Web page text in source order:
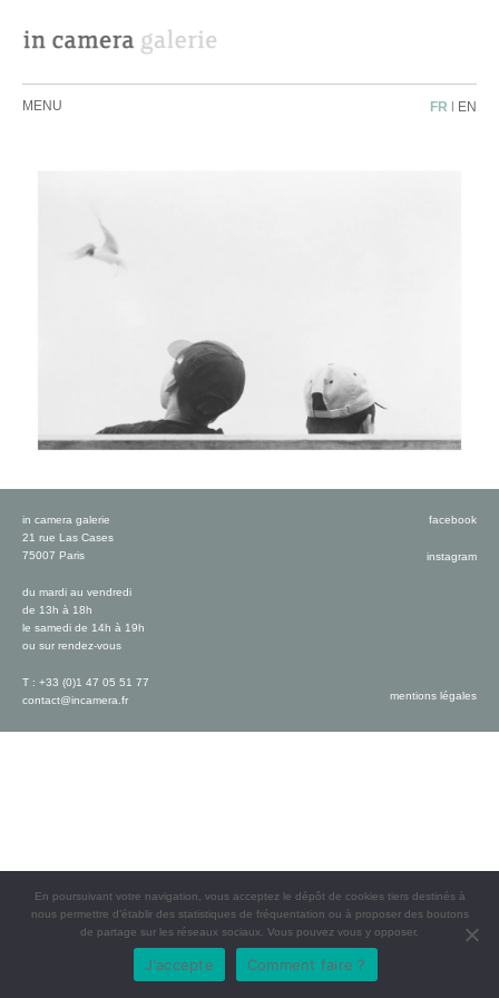
MENU FR | EN
in camera galerie
21 rue Las Cases
75007 Paris
du mardi au vendredi
de 13h à 18h
le samedi de 14h à 19h
ou sur rendez-vous
T : +33 (0)1 47 05 51 77
contact@incamera.fr
facebook
instagram
mentions légales
En poursuivant votre navigation, vous acceptez le dépôt de cookies tiers destinés à
nous permettre d’établir des statistiques de fréquentation ou à proposer des boutons
de partage sur les réseaux sociaux. Vous pouvez vous y opposer.
J'accepte Comment faire ?